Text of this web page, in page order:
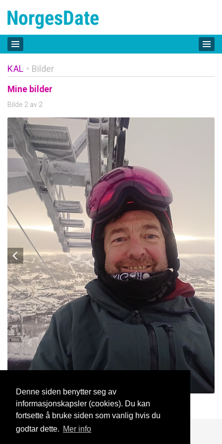
Denne siden benytter seg av
informasjonskapsler (cookies). Du kan
fortsette å bruke siden som vanlig hvis du
godtar dette. Mer info
KAL » Bilder
Mine bilder
Bilde 2 av 2
KAL 5 Jan, 2021
Blogg Support Kontakt oss